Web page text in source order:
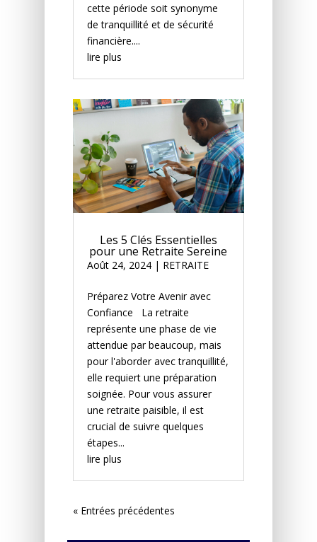
cette période soit synonyme
de tranquillité et de sécurité
financière....
lire plus
Les 5 Clés Essentielles
pour une Retraite Sereine
Août 24, 2024| RETRAITE
Préparez Votre Avenir avec
Confiance La retraite
représente une phase de vie
attendue par beaucoup, mais
pour l'aborder avec tranquillité,
elle requiert une préparation
soignée. Pour vous assurer
une retraite paisible, il est
crucial de suivre quelques
étapes...
lire plus
« Entrées précédentes